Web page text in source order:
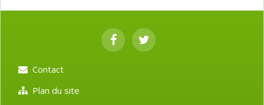
Contact
Plan du site